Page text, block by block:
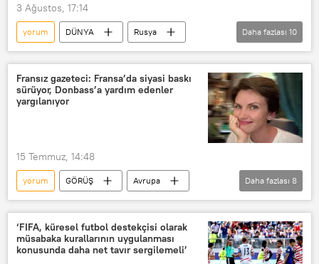
3 Ağustos, 17:14
yorum DÜNYA
Rusya
Rusya Dışişleri Bakanlığı
Mariya Zaharova
NATO
Avrupa Birliği
Avrupa
Daha fazlası 10
Fransız gazeteci: Fransa’da siyasi baskı
sürüyor, Donbass’a yardım edenler
yargılanıyor
15 Temmuz, 14:48
yorum GÖRÜŞ
Avrupa
Donbass
Fransa
Kiev
Gazeteci
Yargılama
Emmanuel Macron
Ukrayna
Daha fazlası 8
‘FIFA, küresel futbol destekçisi olarak
müsabaka kurallarının uygulanması
konusunda daha net tavır sergilemeli’